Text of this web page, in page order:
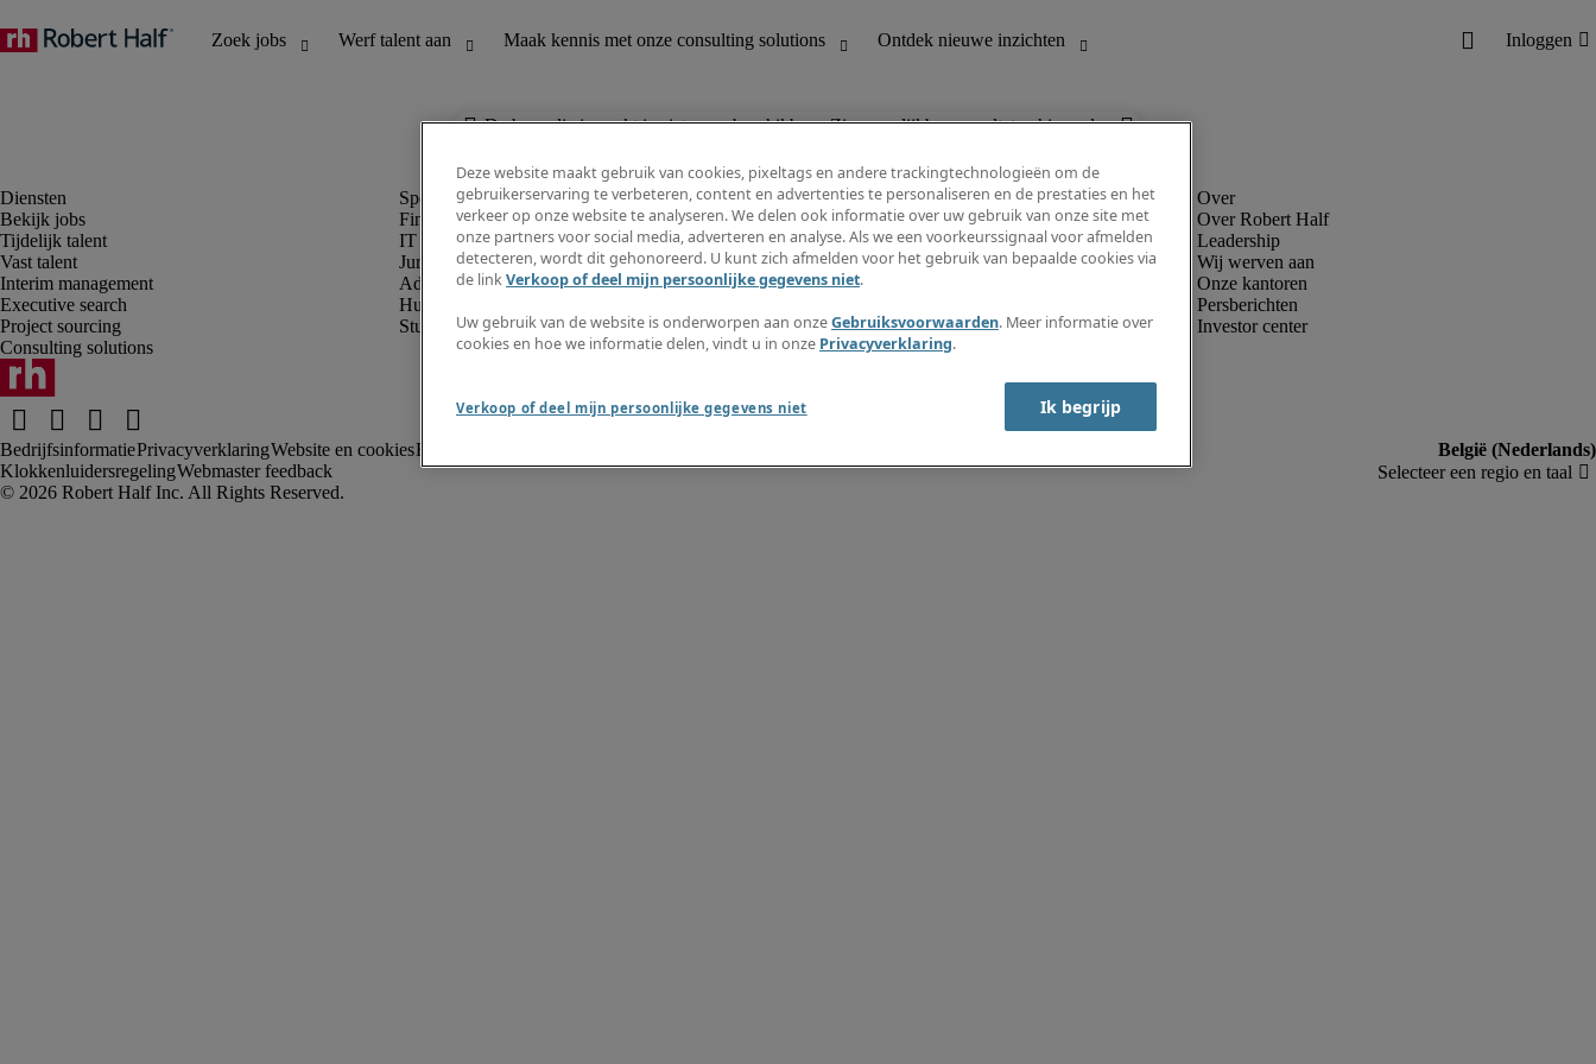
De baan die je zoekt is niet meer beschikbaar. Zie vergelijkbare resultaten hieronder.
Bekijk jobs
Tijdelijk talent
Vast talent
Interim management
Executive search
Project sourcing
Consulting solutions
Finance en boekhouding
IT en digital
Juridisch
Administratie en office support
Human resources
Student
Ontdek nieuwe inzichten
Jobomschrijvingen
Salarisgids
Timesheets
Maak een jobalert aan
Informatiecentrum
Over Robert Half
Leadership
Wij werven aan
Onze kantoren
Persberichten
Investor center
BedrijfsinformatiePrivacyverklaringWebsite en cookiesRekruteringsvoorwaarden
KlokkenluidersregelingWebmaster feedback
Deze website maakt gebruik van cookies, pixeltags en andere trackingtechnologieën om de
gebruikerservaring te verbeteren, content en advertenties te personaliseren en de prestaties en het
verkeer op onze website te analyseren. We delen ook informatie over uw gebruik van onze site met
onze partners voor social media, adverteren en analyse. Als we een voorkeurssignaal voor afmelden
detecteren, wordt dit gehonoreerd. U kunt zich afmelden voor het gebruik van bepaalde cookies via
de linkVerkoop of deel mijn persoonlijke gegevens niet.
Uw gebruik van de website is onderworpen aan onzeGebruiksvoorwaarden. Meer informatie over
cookies en hoe we informatie delen, vindt u in onze Privacyverklaring.
Verkoop of deel mijn persoonlijke gegevens niet Ik begrijp